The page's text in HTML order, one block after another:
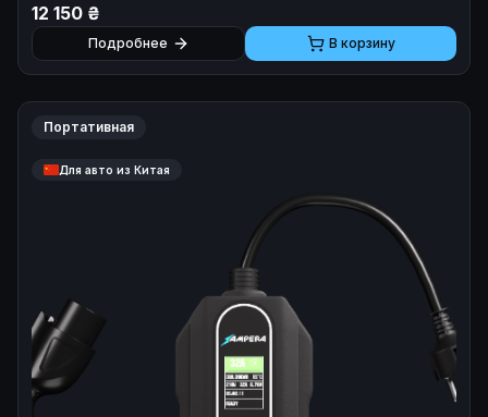
12 150 ₴
Подробнее В корзину
Портативная
Для авто из Китая